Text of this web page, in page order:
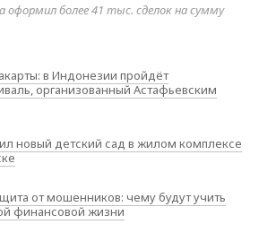
оформил более 41 тыс. сделок на сумму
в Индонезии пройдёт
организованный Астафьевским
новый детский сад в жилом комплексе
от мошенников: чему будут учить
финансовой жизни